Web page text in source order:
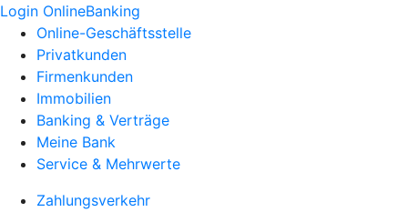
Login OnlineBanking
Online-Geschäftsstelle
Privatkunden
Firmenkunden
Immobilien
Banking & Verträge
Meine Bank
Service & Mehrwerte
Zahlungsverkehr